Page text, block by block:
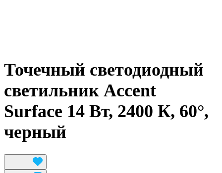
Точечный светодиодный
светильник Accent
Surface 14 Вт, 2400 К, 60°,
черный